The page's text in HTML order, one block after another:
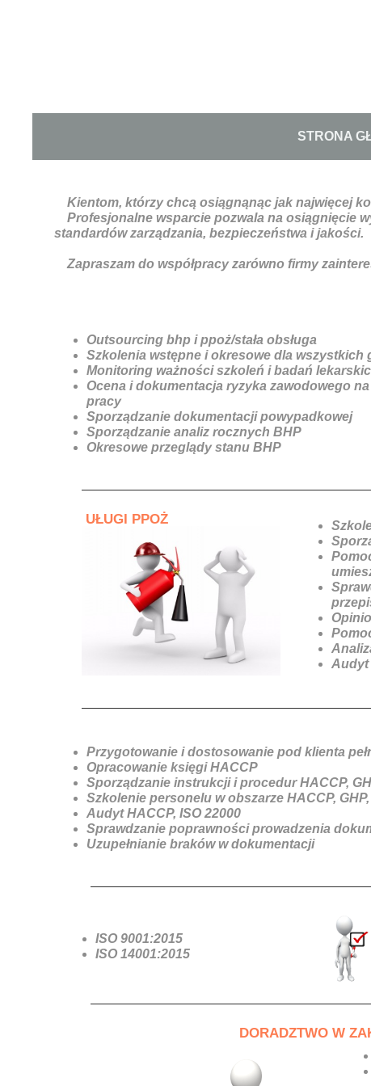
STRONA
Kientom, którzy chcą osiągnąnąc jak najwięcej
Profesjonalne wsparcie pozwala na osiągnięcie
standardów zarządzania, bezpieczeństwa i jakości.
Zapraszam do współpracy zarówno firmy
Outsourcing bhp i ppoż/stała obsługa
Szkolenia wstępne i okresowe dla wszystkich
Monitoring ważności szkoleń i badań
Ocena i dokumentacja ryzyka zawodowego
pracy
Sporządzanie dokumentacji powypadkowej
Sporządzanie analiz rocznych BHP
Okresowe przeglądy stanu BHP
UŁUGI PPOŻ
Audyt
Przygotowanie i dostosowanie pod klienta
Opracowanie księgi HACCP
Sporządzanie instrukcji i procedur HACCP,
Szkolenie personelu w obszarze HACCP, GHP,
Audyt HACCP, ISO 22000
Sprawdzanie poprawności prowadzenia
Uzupełnianie braków w dokumentacji
ISO 9001:2015
ISO 14001:2015
DORADZTWO W